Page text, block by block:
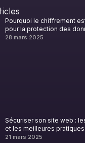
Pourquoi le chiffrement
pour la protection des
28 mars 2025
Sécuriser son site web :
et les meilleures pratiques
21 mars 2025